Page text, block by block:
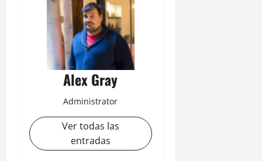
Alex Gray
Administrator
Ver todas las
entradas